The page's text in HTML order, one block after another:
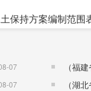
保持方案编制范围
07
07